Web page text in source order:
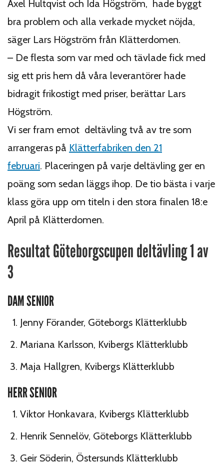
Axel Hultqvist och Ida Högström, hade byggt
bra problem och alla verkade mycket nöjda,
säger Lars Högström från Klätterdomen.
– De flesta som var med och tävlade fick med
sig ett pris hem då våra leverantörer hade
bidragit frikostigt med priser, berättar Lars
Högström.
Vi ser fram emot deltävling två av tre som
arrangeras på Klätterfabriken den 21
februari. Placeringen på varje deltävling ger en
poäng som sedan läggs ihop. De tio bästa i varje
klass göra upp om titeln i den stora finalen 18:e
April på Klätterdomen.
Resultat Göteborgscupen deltävling 1 av
3
DAM SENIOR
Jenny Förander, Göteborgs Klätterklubb
Mariana Karlsson, Kvibergs Klätterklubb
Maja Hallgren, Kvibergs Klätterklubb
HERR SENIOR
Viktor Honkavara, Kvibergs Klätterklubb
Henrik Sennelöv, Göteborgs Klätterklubb
Geir Söderin, Östersunds Klätterklubb